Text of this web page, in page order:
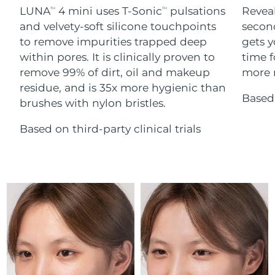
LUNATM 4 mini uses T-SonicTM
pulsations
and velvety-soft silicone touchpoints
to remove impurities trapped deep
within pores. It is clinically proven to
remove 99% of dirt, oil and makeup
residue, and is 35x more hygienic than
brushes with nylon bristles.
Based on third-party clinical trials
gets
time
more
All revitalizing eye massagers
Advanced pore care essentials
Serum
issa™ Teeth Whitening Gel
18% PAP
Kosmetyki Mężczyźni
Kupuj
O NAS
Gibraltar
8/15/26
Grecja
Oczekiwany czas dostawy
8/11/26
SRA Hongkong
(Chiny)
Oczekiwany czas dostawy
Indonezja
Oczekiwany czas dostawy
8/9/26
Irlandia
Oczekiwany czas dostawy
8/11/26
Wyspa Man
Oczekiwany czas dostawy
8/13/26